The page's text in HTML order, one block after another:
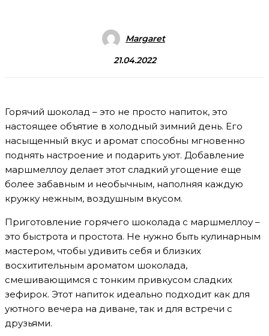
Margaret
21.04.2022
Горячий шоколад – это не просто напиток, это
настоящее объятие в холодный зимний день. Его
насыщенный вкус и аромат способны мгновенно
поднять настроение и подарить уют. Добавление
маршмеллоу делает этот сладкий угощение еще
более забавным и необычным, наполняя каждую
кружку нежным, воздушным вкусом.
Приготовление горячего шоколада с маршмеллоу –
это быстрота и простота. Не нужно быть кулинарным
мастером, чтобы удивить себя и близких
восхитительным ароматом шоколада,
смешивающимся с тонким привкусом сладких
зефирок. Этот напиток идеально подходит как для
уютного вечера на диване, так и для встречи с
друзьями.